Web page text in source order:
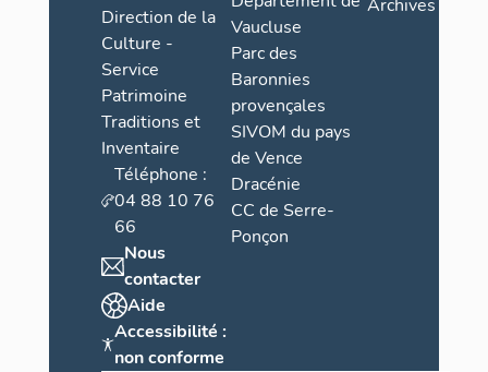
Direction de la
Culture -
Service
Patrimoine
Traditions et
Inventaire
Téléphone :
04 88 10 76
66
Nous
contacter
Aide
Accessibilité :
non conforme
Vaucluse
Parc des
Baronnies
provençales
SIVOM du pays
de Vence
Dracénie
CC de Serre-
Ponçon
Archives